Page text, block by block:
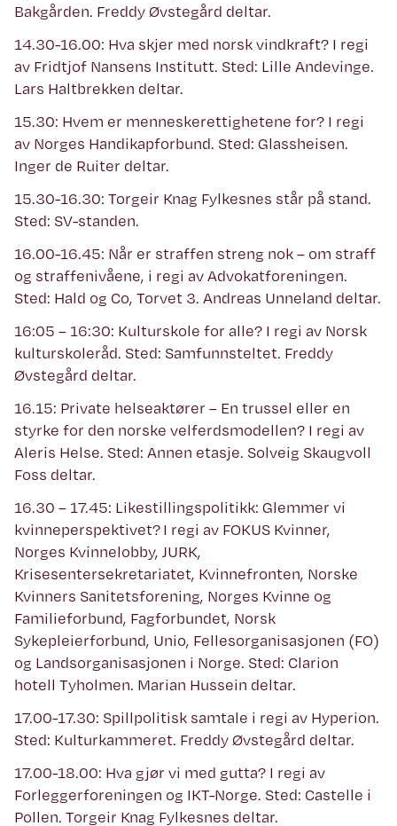
Bakgården. Freddy Øvstegård deltar.
14.30-16.00: Hva skjer med norsk vindkraft? I regi
av Fridtjof Nansens Institutt. Sted: Lille Andevinge.
Lars Haltbrekken deltar.
15.30: Hvem er menneskerettighetene for? I regi
av Norges Handikapforbund. Sted: Glassheisen.
Inger de Ruiter deltar.
15.30-16.30: Torgeir Knag Fylkesnes står på stand.
Sted: SV-standen.
16.00-16.45: Når er straffen streng nok – om straff
og straffenivåene, i regi av Advokatforeningen.
Sted: Hald og Co, Torvet 3. Andreas Unneland deltar.
16:05 – 16:30: Kulturskole for alle? I regi av Norsk
kulturskoleråd. Sted: Samfunnsteltet. Freddy
Øvstegård deltar.
16.15: Private helseaktører – En trussel eller en
styrke for den norske velferdsmodellen? I regi av
Aleris Helse. Sted: Annen etasje. Solveig Skaugvoll
Foss deltar.
16.30 – 17.45: Likestillingspolitikk: Glemmer vi
kvinneperspektivet? I regi av FOKUS Kvinner,
Norges Kvinnelobby, JURK,
Krisesentersekretariatet, Kvinnefronten, Norske
Kvinners Sanitetsforening, Norges Kvinne og
Familieforbund, Fagforbundet, Norsk
Sykepleierforbund, Unio, Fellesorganisasjonen (FO)
og Landsorganisasjonen i Norge. Sted: Clarion
hotell Tyholmen. Marian Hussein deltar.
17.00-17.30: Spillpolitisk samtale i regi av Hyperion.
Sted: Kulturkammeret. Freddy Øvstegård deltar.
17.00-18.00: Hva gjør vi med gutta? I regi av
Forleggerforeningen og IKT-Norge. Sted: Castelle i
Pollen. Torgeir Knag Fylkesnes deltar.